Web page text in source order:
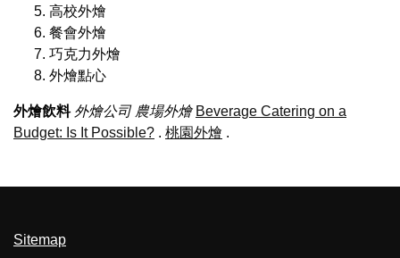
高校外燴
餐會外燴
巧克力外燴
外燴點心
外燴飲料 外燴公司 農場外燴 Beverage Catering on a
Budget: Is It Possible? . 桃園外燴 .
Sitemap